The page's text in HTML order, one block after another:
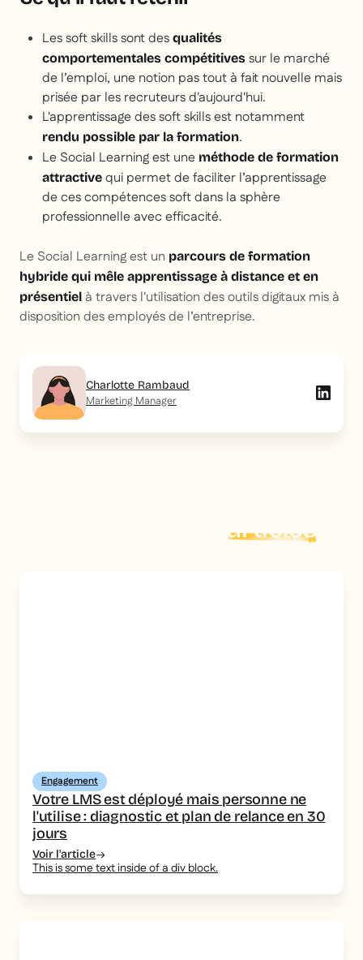
Les soft skills sont des qualités
comportementales compétitives sur le marché
de l’emploi, une notion pas tout à fait nouvelle mais
prisée par les recruteurs d'aujourd'hui.
L'apprentissage des soft skills est notamment
rendu possible par la formation.
Le Social Learning est une méthode de formation
attractive qui permet de faciliter l’apprentissage
de ces compétencessoftdans la sphère
professionnelle avec efficacité.
Le Social Learning est un parcours de formation
hybride qui mêle apprentissage à distance et en
présentiel à travers l'utilisation des outils digitaux mis à
disposition des employés de l’entreprise.
Charlotte Rambaud
Marketing Manager
articles
Engagement
Votre LMS est déployé mais personne ne
l'utilise : diagnostic et plan de relance en 30
jours
Voir l'article
This is some text inside of a div block.